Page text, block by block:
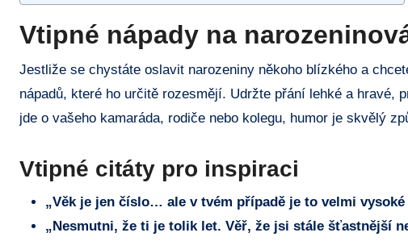
Vtipné nápady na
Jestliže​ se ⁤chystáte‍ oslavit narozeniny ​někoho blízkého a
nápadů,‍ které‌ ho určitě rozesmějí. ⁤Udržte‍ přání lehké⁣ a hravé,
jde o vašeho kamaráda, rodiče nebo kolegu, ⁤humor je‍ skvělý⁢
Vtipné citáty pro⁣ inspiraci
„Věk je jen číslo… ​ale v tvém případě je to velmi
„Nesmutni, že⁢ ti je tolik let. ⁤Věř, že jsi stále šťastnější